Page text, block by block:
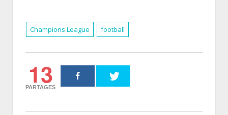
Champions League football
13
PARTAGES